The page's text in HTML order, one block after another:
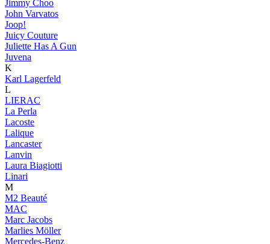
Jimmy Choo
John Varvatos
Joop!
Juicy Couture
Juliette Has A Gun
Juvena
K
Karl Lagerfeld
L
LIERAC
La Perla
Lacoste
Lalique
Lancaster
Lanvin
Laura Biagiotti
Linari
M
M2 Beauté
MAC
Marc Jacobs
Marlies Möller
Mercedes-Benz